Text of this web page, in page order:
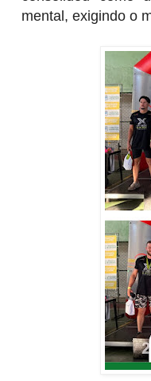
mental, exigindo o